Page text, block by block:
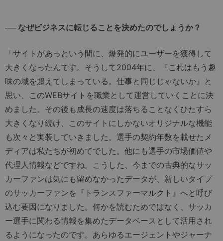
── なぜビジネスに転じることを決めたのでしょうか？
「サイトがあっという間に、爆発的にユーザーを獲得して
大きくなったんです。そうして2004年に、『これはもう趣
味の域を超えてしまっている。仕事と同じじゃないか』と
思い、このWEBサイトを職業として運営していくことに決
めました。その後も成長の速度は落ちることなくひたすら
大きくなり続け、このサイトにしかないオリジナルな機能
も次々と実装していきました。選手の契約年数を載せたメ
ディアは私たちが初めてでした。他にも選手の市場価値や
代理人情報などですね。こうした、今までの古典的なサッ
カーファンは気にも留めなかったデータが、新しいタイプ
のサッカーファンを『トランスファーマルクト』へと呼び
込む要因になりました。何かを読むためではなく、サッカ
ー選手に関わる情報を集めたデータベースとして活用され
るようになったのです。あらゆるエージェントやジャーナ